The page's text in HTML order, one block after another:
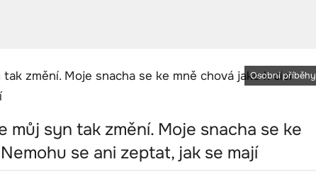
Osobní příběhy
můj syn tak změní. Moje snacha se ke
se ani zeptat, jak se mají